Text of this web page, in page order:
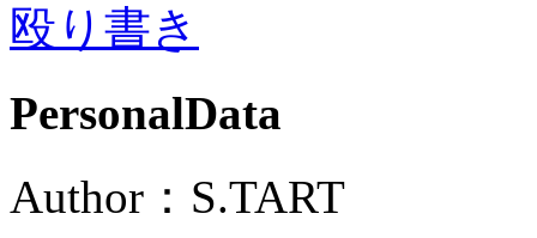
殴り書き
PersonalData
Author：S.TART